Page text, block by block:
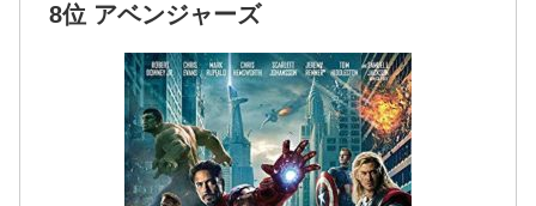
8位 アベンジャーズ